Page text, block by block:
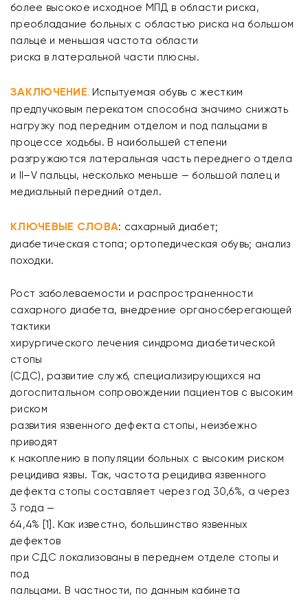
более высокое исходное МПД в области риска,
преобладание больных с областью риска на большом
пальце и меньшая частота области
риска в латеральной части плюсны.
ЗАКЛЮЧЕНИЕ. Испытуемая обувь с жестким
предпучковым перекатом способна значимо снижать
нагрузку под передним отделом и под пальцами в
процессе ходьбы. В наибольшей степени
разгружаются латеральная часть переднего отдела
и II–V пальцы, несколько меньше — большой палец и
медиальный передний отдел.
КЛЮЧЕВЫЕ СЛОВА: сахарный диабет;
диабетическая стопа; ортопедическая обувь; анализ
походки.
Рост заболеваемости и распространенности
сахарного диабета, внедрение органосберегающей
тактики
хирургического лечения синдрома диабетической
стопы
(CДС), развитие служб, специализирующихся на
догоспитальном сопровождении пациентов с высоким
риском
развития язвенного дефекта стопы, неизбежно
приводят
к накоплению в популяции больных с высоким риском
рецидива язвы. Так, частота рецидива язвенного
дефекта стопы составляет через год 30,6%, а через
3 года —
64,4% [1]. Как известно, большинство язвенных
дефектов
при СДС локализованы в переднем отделе стопы и
под
пальцами. В частности, по данным кабинета